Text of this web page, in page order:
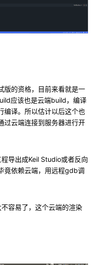
版的资格，目前来看就是一
应该也是云端build，编译
编译。所以估计以后这个也
过云端连接到服务器进行开
导出成Keil Studio或者反向
竟依赖云端，用远程gdb调
容易了，这个云端的渲染